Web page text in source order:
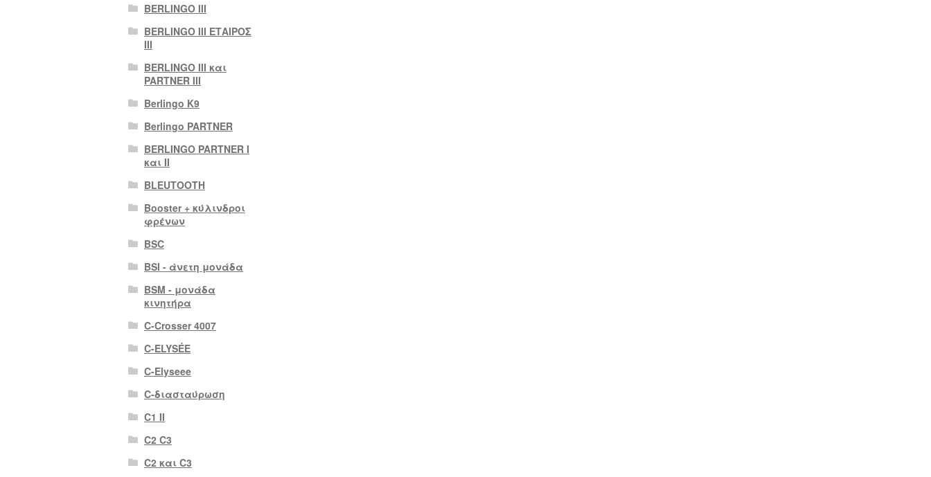
BERLINGO III
BERLINGO III ΕΤΑΙΡΟΣ
III
BERLINGO III και
PARTNER III
Berlingo K9
Berlingo PARTNER
BERLINGO PARTNER I
και II
BLEUTOOTH
Booster + κύλινδροι
φρένων
BSC
BSI - άνετη μονάδα
BSM - μονάδα
κινητήρα
C-Crosser 4007
C-ELYSÉE
C-Elyseee
C-διασταύρωση
C1 II
C2 C3
C2 και C3